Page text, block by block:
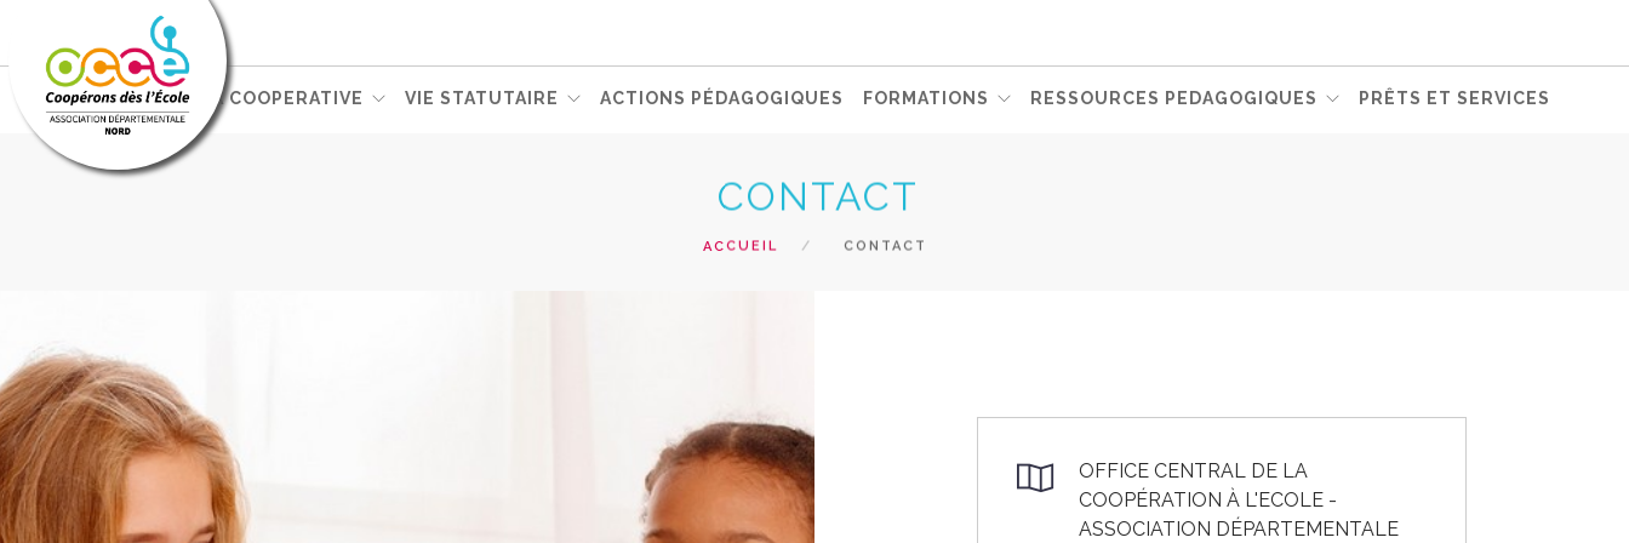
L'OCCE GERER SA COOPERATIVE VIE STATUTAIRE ACTIONS PÉDAGOGIQUES FORMATIONS RESSOURCES PEDAGOGIQUES PRÊTS ET SERVICES
CONTACT
ACCUEIL CONTACT
OFFICE CENTRAL DE LA
COOPÉRATION À L'ECOLE -
ASSOCIATION DÉPARTEMENTALE